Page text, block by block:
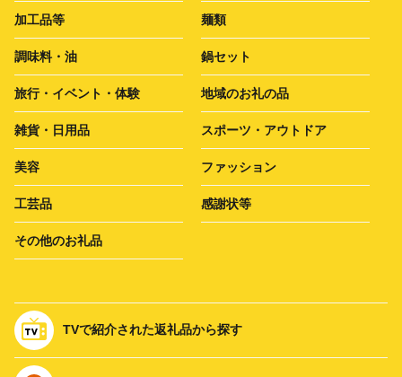
加工品等 麺類
調味料・油 鍋セット
旅行・イベント・体験 地域のお礼の品
雑貨・日用品 スポーツ・アウトドア
美容 ファッション
工芸品 感謝状等
その他のお礼品
TVで紹介された返礼品から探す